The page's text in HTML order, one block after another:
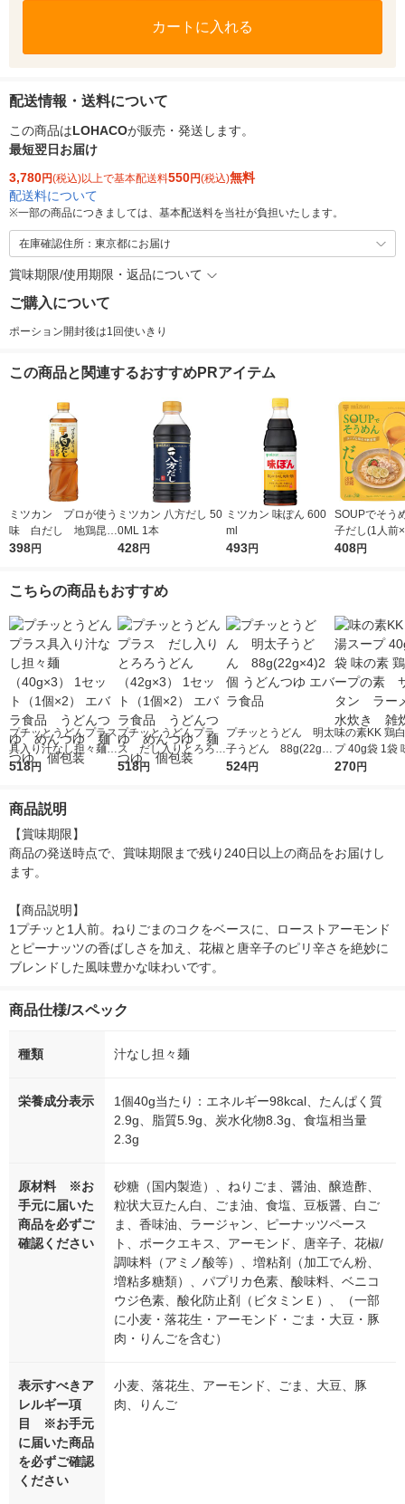
カートに入れる
配送情報・送料について
この商品はLOHACOが販売・発送します。
最短翌日お届け
3,780円(税込)以上で基本配送料550円(税込)無料
配送料について
※一部の商品につきましては、基本配送料を当社が負担いたします。
在庫確認住所：東京都にお届け
賞味期限/使用期限・返品について
ご購入について
ポーション開封後は1回使いきり
この商品と関連するおすすめPRアイテム
ミツカン プロが使う
味 白だし 地鶏昆
布 1L（1000ml）
398円
ミツカン 八方だし 50
0ML 1本
428円
ミツカン 味ぽん 600
ml
493円
SOUPでそ
子だし(1人前
ミツカン 個包
408円
こちらの商品もおすすめ
プチッとうどんプラス
具入り汁なし担々麺
（40g×3） 1セット
つゆ 麺つゆ 個包装
518円
プチッとうどんプラ
ス だし入りとろろう
どん （42g×3） 1セッ
518円
プチッとうどん 明太
子うどん 88g(22g×
4)2個 うどんつゆ エバ
524円
味の素KK 鶏
プ 40g袋 1袋
鶏白湯スー
270円
商品説明
【賞味期限】
商品の発送時点で、賞味期限まで残り240日以上の商品をお届けし
ます。
【商品説明】
1プチッと1人前。ねりごまのコクをベースに、ローストアーモンド
とピーナッツの香ばしさを加え、花椒と唐辛子のピリ辛さを絶妙に
ブレンドした風味豊かな味わいです。
商品仕様/スペック
種類 汁なし担々麺
栄養成分表示
1個40g当たり：エネルギー98kcal、たんぱく質
2.9g、脂質5.9g、炭水化物8.3g、食塩相当量
2.3g
原材料 ※お
手元に届いた
商品を必ずご
確認ください
砂糖（国内製造）、ねりごま、醤油、醸造酢、
粒状大豆たん白、ごま油、食塩、豆板醤、白ご
ま、香味油、ラージャン、ピーナッツペース
ト、ポークエキス、アーモンド、唐辛子、花椒/
調味料（アミノ酸等）、増粘剤（加工でん粉、
増粘多糖類）、パプリカ色素、酸味料、ベニコ
ウジ色素、酸化防止剤（ビタミンＥ）、（一部
に小麦・落花生・アーモンド・ごま・大豆・豚
肉・りんごを含む）
表示すべきア
レルギー項
目 ※お手元
に届いた商品
を必ずご確認
ください
小麦、落花生、アーモンド、ごま、大豆、豚
肉、りんご